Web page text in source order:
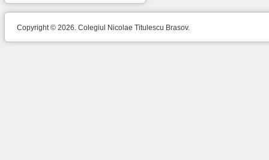
Copyright © 2026. Colegiul Nicolae Titulescu Brasov.